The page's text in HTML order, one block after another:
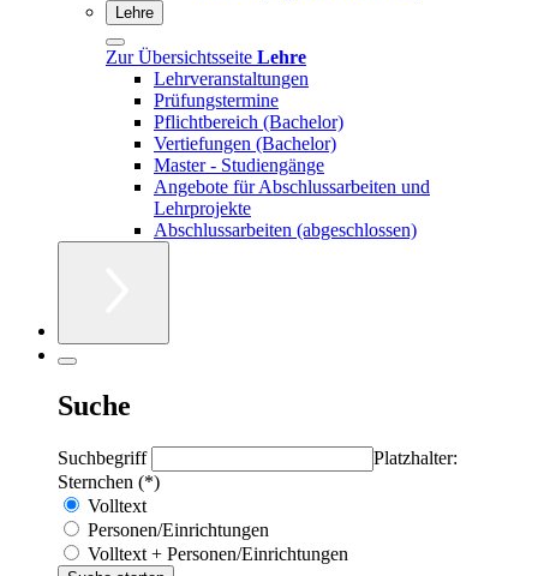
Lehre
Zur Übersichtsseite Lehre
Lehrveranstaltungen
Prüfungstermine
Pflichtbereich (Bachelor)
Vertiefungen (Bachelor)
Master - Studiengänge
Angebote für Abschlussarbeiten und
Lehrprojekte
Abschlussarbeiten (abgeschlossen)
Suche
Suchbegriff
Platzhalter:
Sternchen (*)
Volltext
Personen/Einrichtungen
Volltext + Personen/Einrichtungen